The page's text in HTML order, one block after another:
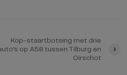
Kop-staartbotsing met drie
op A58 tussen Tilburg en
Oirschot